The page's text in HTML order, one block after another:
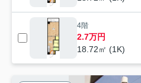
4階
2.7万円
18.72㎡ (1K)